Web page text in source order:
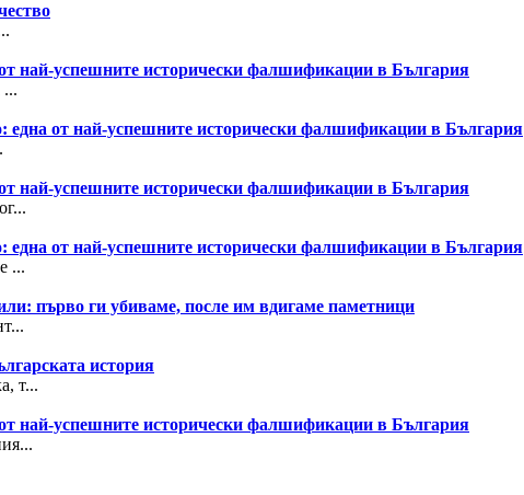
най-успешните исторически фалшификации в България
...
една от най-успешните исторически фалшификации в България
най-успешните исторически фалшификации в България
една от най-успешните исторически фалшификации в България
...
първо ги убиваме, после им вдигаме паметници
история
т...
най-успешните исторически фалшификации в България